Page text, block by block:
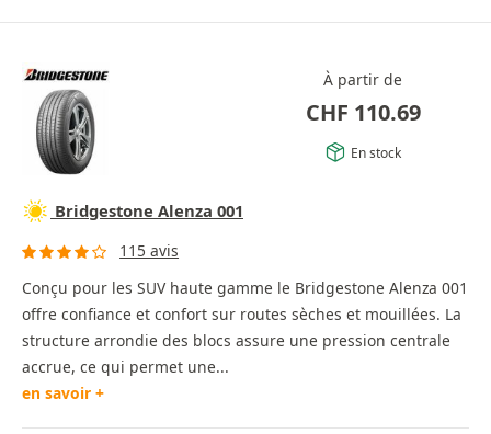
À partir de
CHF 110.69
En stock
Bridgestone Alenza 001
115 avis
Conçu pour les SUV haute gamme le Bridgestone Alenza 001
offre confiance et confort sur routes sèches et mouillées. La
structure arrondie des blocs assure une pression centrale
accrue, ce qui permet une...
en savoir +